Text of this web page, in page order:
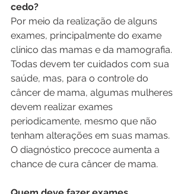
cedo?
Por meio da realização de alguns
exames, principalmente do exame
clínico das mamas e da mamografia.
Todas devem ter cuidados com sua
saúde, mas, para o controle do
câncer de mama, algumas mulheres
devem realizar exames
periodicamente, mesmo que não
tenham alterações em suas mamas.
O diagnóstico precoce aumenta a
chance de cura câncer de mama.